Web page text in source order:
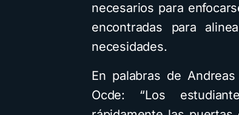
necesarios para
encontradas para
necesidades.
En palabras de
Ocde: “Los